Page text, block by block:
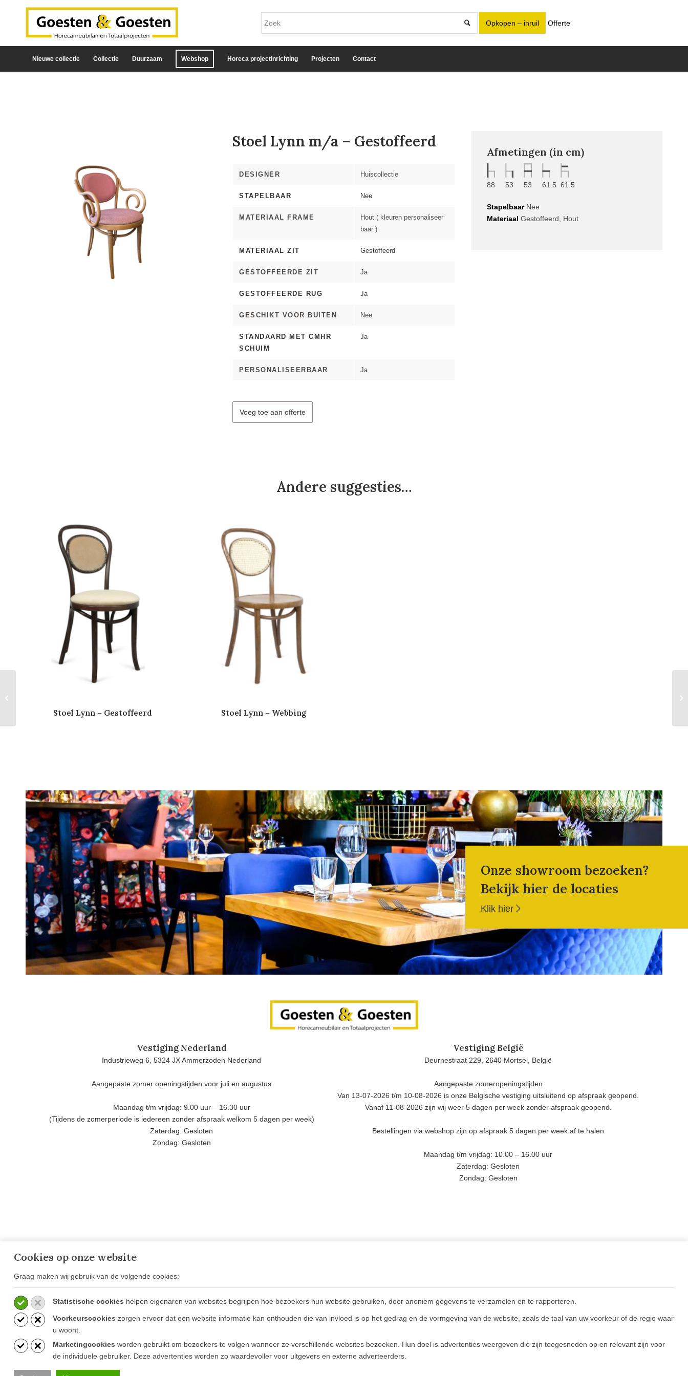
Cookies op onze website
Graag maken wij gebruik van de volgende cookies:
Statistische cookies helpen eigenaren van websites begrijpen hoe bezoekers hun website gebruiken, door anoniem gegevens te verzamelen en te rapporteren.
Voorkeurscookies zorgen ervoor dat een website informatie kan onthouden die van invloed is op het gedrag en de vormgeving van de website, zoals de taal van uw voorkeur of de regio waar
u woont.
Marketingcookies worden gebruikt om bezoekers te volgen wanneer ze verschillende websites bezoeken. Hun doel is advertenties weergeven die zijn toegesneden op en relevant zijn voor
de individuele gebruiker. Deze advertenties worden zo waardevoller voor uitgevers en externe adverteerders.
Opkopen – inruil Offerte
Nieuwe collectie Collectie Duurzaam Webshop Horeca projectinrichting Projecten Contact
Stoel Lynn m/a – Gestoffeerd
DESIGNER Huiscollectie
STAPELBAAR Nee
MATERIAAL FRAME
Hout ( kleuren personaliseer
baar )
MATERIAAL ZIT Gestoffeerd
GESTOFFEERDE ZIT Ja
GESTOFFEERDE RUG Ja
GESCHIKT VOOR BUITEN Nee
STANDAARD MET CMHR
SCHUIM
Ja
PERSONALISEERBAAR Ja
Voeg toe aan offerte
Afmetingen (in cm)
88 53 53 61.5 61.5
StapelbaarNee
Materiaal Gestoffeerd, Hout
Andere suggesties…
Stoel Lynn – Gestoffeerd Stoel Lynn – Webbing
Onze showroom bezoeken?
Bekijk hier de locaties
Klik hier
Vestiging Nederland
Industrieweg 6, 5324 JX Ammerzoden Nederland
Aangepaste zomer openingstijden voor juli en augustus
Maandag t/m vrijdag: 9.00 uur – 16.30 uur
(Tijdens de zomerperiode is iedereen zonder afspraak welkom 5 dagen per week)
Zaterdag: Gesloten
Zondag: Gesloten
Vestiging België
Deurnestraat 229, 2640 Mortsel, België
Aangepaste zomeropeningstijden
Van 13-07-2026 t/m 10-08-2026 is onze Belgische vestiging uitsluitend op afspraak geopend.
Vanaf 11-08-2026 zijn wij weer 5 dagen per week zonder afspraak geopend.
Bestellingen via webshop zijn op afspraak 5 dagen per week af te halen
Maandag t/m vrijdag: 10.00 – 16.00 uur
Zaterdag: Gesloten
Zondag: Gesloten
OVER GOESTEN & GOESTEN
Over Ons
Projecten
Blog
Vacatures
OPENINGSTIJDEN &
CONTACT
Ammerzoden (NL)
Algemene voorwaarden
Veelgestelde vragen